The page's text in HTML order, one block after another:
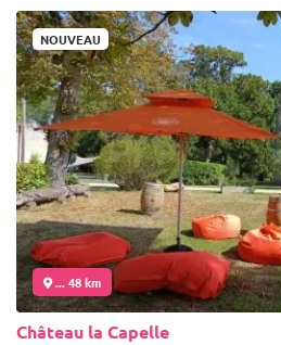
NOUVEAU
... 48 km
Château la Capelle